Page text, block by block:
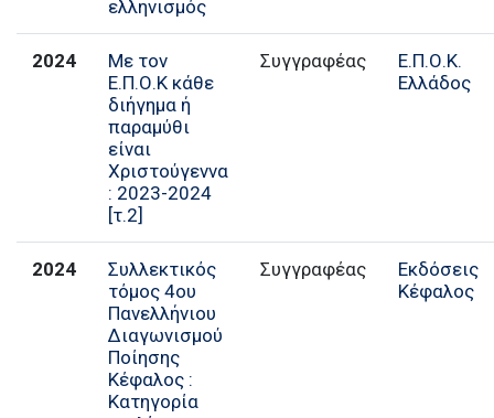
ελληνισμός
2024
Με τον
Ε.Π.Ο.Κ κάθε
διήγημα ή
παραμύθι
είναι
Χριστούγεννα
: 2023-2024
[τ.2]
Συγγραφέας
Ε.Π.Ο.Κ.
Ελλάδος
2024
Συλλεκτικός
τόμος 4ου
Πανελλήνιου
Διαγωνισμού
Ποίησης
Κέφαλος :
Κατηγορία
Εκδόσεις
Κέφαλος